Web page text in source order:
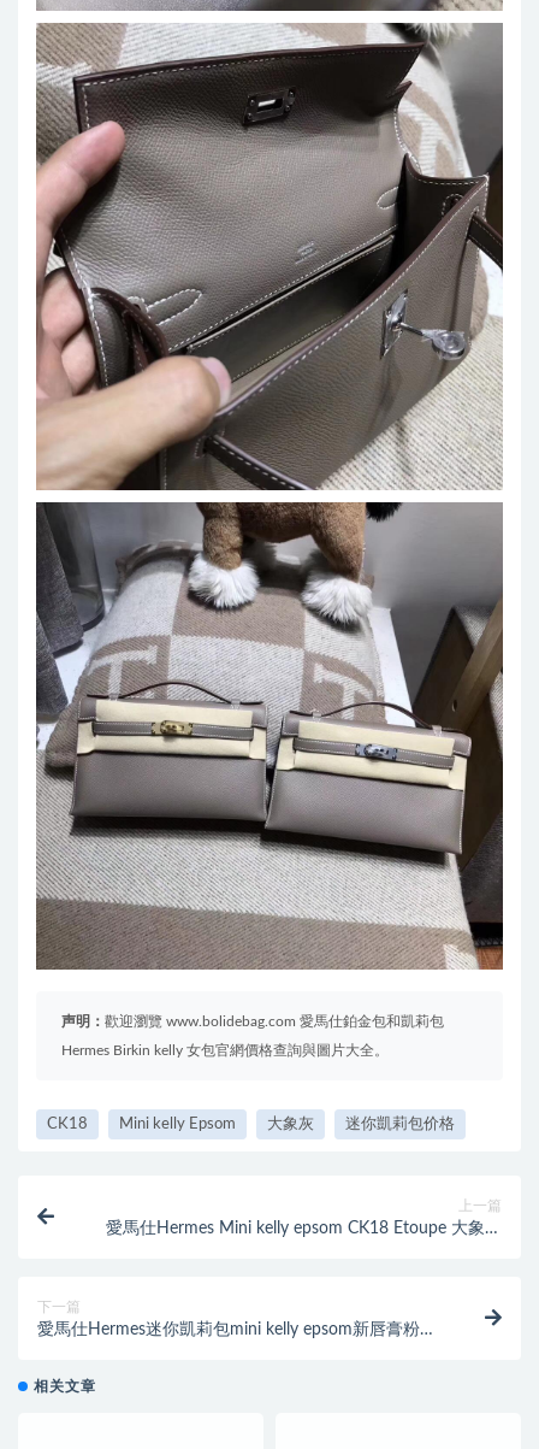
声明： 歡迎瀏覽 www.bolidebag.com 愛馬仕鉑金包和凱莉包
Hermes Birkin kelly 女包官網價格查詢與圖片大全。
CK18 Mini kelly Epsom 大象灰 迷你凱莉包价格
上一篇
愛馬仕Hermes Mini kelly epsom CK18 Etoupe 大象灰
下一篇
愛馬仕Hermes迷你凱莉包mini kelly epsom新唇膏粉
相关文章